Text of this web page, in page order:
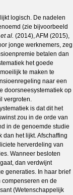
logisch. De nadelen
(zie bijvoorbeeld
et al. (2014), AFM (2015),
jonge werknemers, zeg
betalen dan
het goede
te maken te
naar een
doorsneesystematiek op
vergroten.
is dat dit het
zou in de orde van
in de genoemde studie
dan het lijkt. Afschaffing
herverdeling van
Wanneer besloten
dan verdwijnt
generaties. In haar brief
en de
(Wetenschappelijk